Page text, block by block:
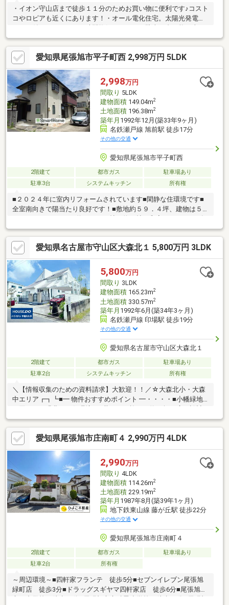
・イオン守山店まで徒歩１１分のためお買い物に便利です♪コスト
コやロピアも近くにあります！・オール電化住宅。太陽光発電シ
角地！！陽当り良好です♪探し始めの方も大歓迎♪住宅ローンや事
前に知って頂きたい物件情報などお伝えさせていただきます♪■リ
フォームのご相談も承ります。■「見るだけなんだけど…」OKで
す！■ここが大事！周辺施設、ハザードマップ情報を「物件レポ
ート」にしてお渡し致します■希望にあう物件がないなどもご相
談ください。■他の物件と併せてご案内可能です（他社掲載の物
件も）お気軽にお問合せください♪
愛知県尾張旭市平子町西 2,998万円 5LDK
2,998万円
間取り 5LDK
建物面積149.04m2
土地面積196.38m2
築年月 1992年12月(築33年9ヶ月)
名鉄瀬戸線 旭前駅 徒歩17分
その他の交通
愛知県尾張旭市平子町西
2階建て 都市ガス
駐車場あり
駐車3台
システムキッチン 所有権
■２０２４年に室内リフォームされています■閑静な住環境です■
全室南向きで陽当たり良好です！■敷地約５９．４坪、建物は５L
ＤＫ＋ＷＩＣ■ＬＤＫ約２０．５帖、約８帖の和室があります■各
居室に収納があります■小屋裏収納があります■縦列ですが３台駐
車できます（車種によります）■来訪者が確認できる安心のテレ
ビモニター付きインターフォン〈周辺環境〉■城山小学校（約12
分） 旭中学校（約22分） 東春あかつき幼稚園（約20分） 茅
ヶ池保育園（約9分） ナフコ（約12分） Ｖドラッグ（約14
分） 城山公園（約8分）
愛知県名古屋市守山区大森北１ 5,800万円 3LDK
5,800万円
間取り 3LDK
建物面積165.23m2
土地面積330.57m2
築年月 1992年6月(築34年3ヶ月)
名鉄瀬戸線 印場駅 徒歩19分
その他の交通
愛知県名古屋市守山区大森北１
2階建て 都市ガス
駐車場あり
駐車2台
システムキッチン 所有権
＼【情報収集のための資料請求】大歓迎！！／☆大森北小・大森
中エリア┏┓┗■━ 物件おすすめポイント ━・・・・■小幡緑地
ロフト有（2階東側洋室）■暖炉・サウナ等の設備を兼ね備えたリ
ゾート感満載のお家―――【check point】＊食洗器 ＊暖炉 ＊灯
油ヒーター ＊ロウリュウサウナ ＊ウッドデッキ
愛知県尾張旭市庄南町４ 2,990万円 4LDK
2,990万円
間取り 4LDK
建物面積114.26m2
土地面積229.19m2
築年月 1987年8月(築39年1ヶ月)
地下鉄東山線 藤が丘駅 徒歩22分
その他の交通
愛知県尾張旭市庄南町４
2階建て 都市ガス
駐車場あり
駐車2台
所有権
～周辺環境～■四軒家フランテ 徒歩5分■セブンイレブン尾張旭
緑町店 徒歩3分■ドラッグスギヤマ四軒家店 徒歩6分■尾張旭市